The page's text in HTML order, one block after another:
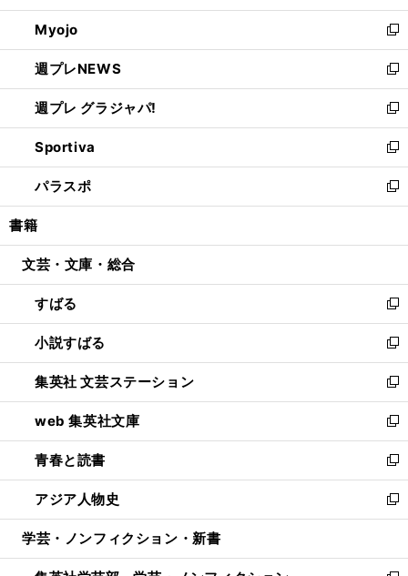
開
く
ウ
で
開
く
ン
ド
ウ
で
開
く
ウ
ィ
ン
ド
ウ
で
開
く
Myojo
新
し
い
ウ
ィ
ン
ド
ウ
で
開
週プレNEWS
新
し
い
ウ
ィ
ン
ド
ウ
開
週プレ グラジャパ!
新
し
い
ウ
ィ
ン
ウ
開
く
Sportiva
新
し
い
ウ
ン
ウ
で
開
く
パラスポ
新
し
ウ
ン
ド
ウ
で
開
く
書籍
文芸・文庫・総合
すばる
新
し
い
ウ
ィ
ン
ド
ウ
で
開
く
小説すばる
新
し
い
ウ
ィ
ン
ド
ウ
で
開
集英社 文芸ステーション
新
し
い
ウ
ィ
ン
ド
ウ
開
web 集英社文庫
新
し
い
ウ
ィ
ン
ウ
青春と読書
新
し
い
ウ
ン
アジア人物史
新
し
ウ
学芸・ノンフィクション・新書